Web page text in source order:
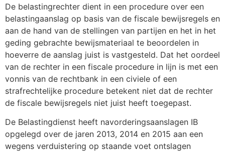
De belastingrechter dient in een procedure over een
belastingaanslag op basis van de fiscale bewijsregels en
aan de hand van de stellingen van partijen en het in het
geding gebrachte bewijsmateriaal te beoordelen in
hoeverre de aanslag juist is vastgesteld. Dat het oordeel
van de rechter in een fiscale procedure in lijn is met een
vonnis van de rechtbank in een civiele of een
strafrechtelijke procedure betekent niet dat de rechter
de fiscale bewijsregels niet juist heeft toegepast.
De Belastingdienst heeft navorderingsaanslagen IB
opgelegd over de jaren 2013, 2014 en 2015 aan een
wegens verduistering op staande voet ontslagen